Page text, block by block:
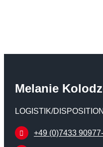
Melanie
LOGISTIK/DISPOSITION
+49 (0)7433